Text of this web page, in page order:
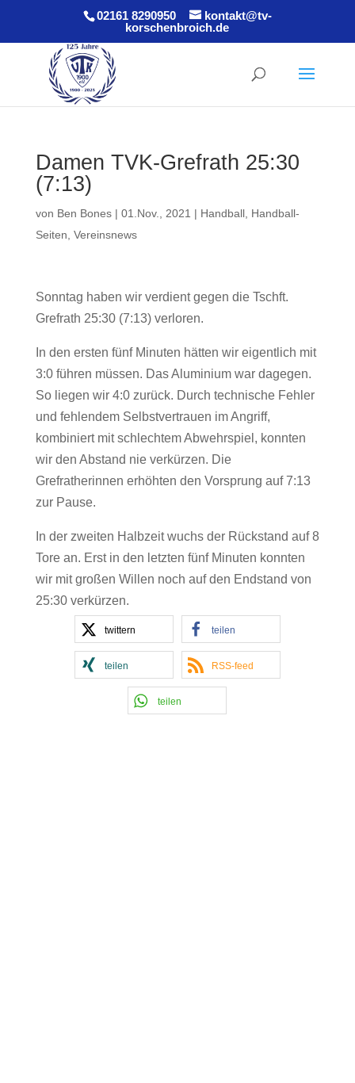
02161 8290950
kontakt@tv-
korschenbroich.de
Damen TVK-Grefrath 25:30
(7:13)
von Ben Bones| 01.Nov., 2021 | Handball, Handball-
Seiten Vereinsnews
Sonntag haben wir verdient gegen die Tschft.
Grefrath 25:30 (7:13) verloren.
In den ersten fünf Minuten hätten wir eigentlich mit
3:0 führen müssen. Das Aluminium war dagegen.
So liegen wir 4:0 zurück. Durch technische Fehler
und fehlendem Selbstvertrauen im Angriff,
kombiniert mit schlechtem Abwehrspiel, konnten
wir den Abstand nie verkürzen. Die
Grefratherinnen erhöhten den Vorsprung auf 7:13
zur Pause.
In der zweiten Halbzeit wuchs der Rückstand auf 8
Tore an. Erst in den letzten fünf Minuten konnten
wir mit großen Willen noch auf den Endstand von
25:30 verkürzen.
twittern teilen
teilen RSS-feed
teilen